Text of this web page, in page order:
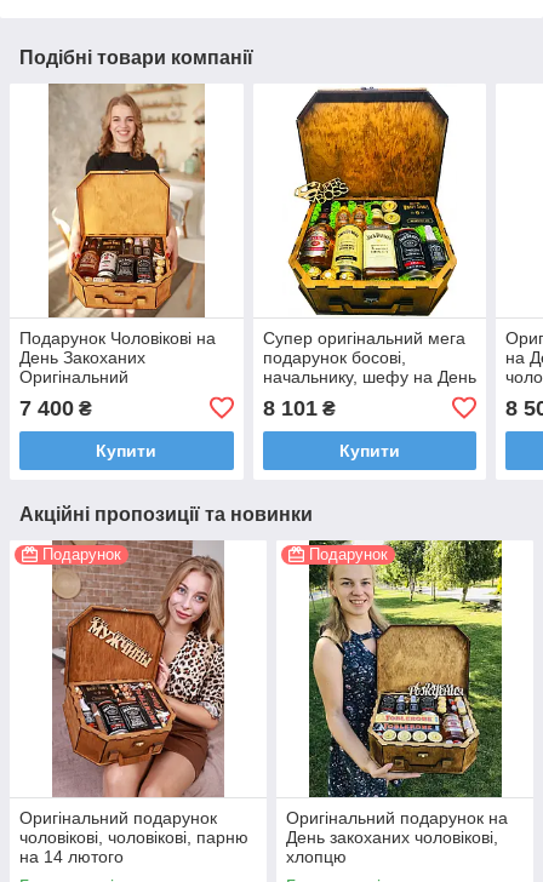
Подібні товари компанії
Подарунок Чоловікові на
День Закоханих
Оригінальний
7 400 ₴
Купити
Супер оригінальний мега
подарунок босові,
начальнику, шефу на День
8 101₴
Купити
на
8
Акційні пропозиції та новинки
Подарунок
Оригінальний подарунок
чоловікові, чоловікові, парню
на 14 лютого
Подарунок
Оригінальний подарунок на
День закоханих чоловікові,
хлопцю